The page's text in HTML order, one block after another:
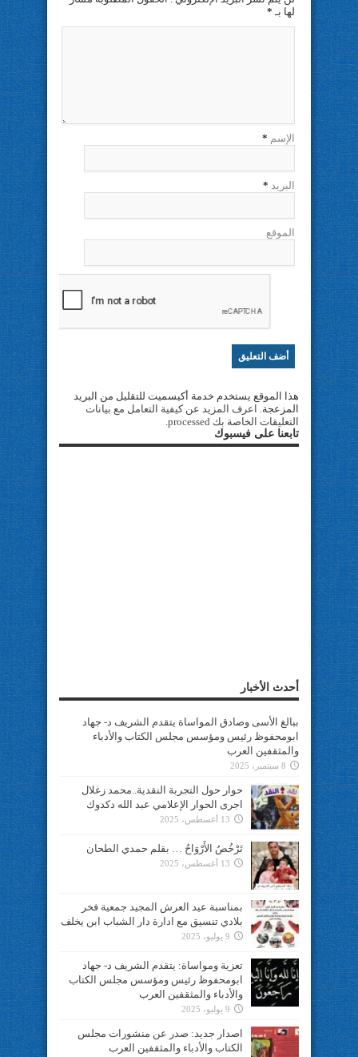
لها بـ *
الإسم *
البريد *
الموقع
هذا الموقع يستخدم خدمة أكيسميت للتقليل من البريد
المزعجة. اعرف المزيد عن كيفية التعامل مع بيانات
التعليقات الخاصة بك processed
.
تابعنا على فيسبوك
أحدث الأخبار
ببالغ الأسى وصادق المواساة يتقدم الشريف د- جهاد
ابومحفوظ رئيس ومؤسس مجلس الكتاب والأدباء
والمثقفين العرب
8 سبتمبر، 2025
حوار حول التجربة النقدية..محمد زغلال
اجرى الحوار الإعلامي عبد الله دكدوك
13 أغسطس، 2025
تَرْخُصُ الأَرْوَاحُ … بقلم حمدي الطحان
13 أغسطس، 2025
بمناسبة عيد العرش المجيد جمعية فخر
بلادي تنسيق مع ادارة دار الشباب ابن يخلف
9 يوليو، 2025
تعزية ومواساة: يتقدم الشريف د- جهاد
ابومحفوظ رئيس ومؤسس مجلس الكتاب
والأدباء والمثقفين العرب
9 يوليو، 2025
اصدار جديد: صدر عن منشورات مجلس
الكتاب والأدباء والمثقفين العرب